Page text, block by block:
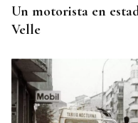
Un motorista en
Velle